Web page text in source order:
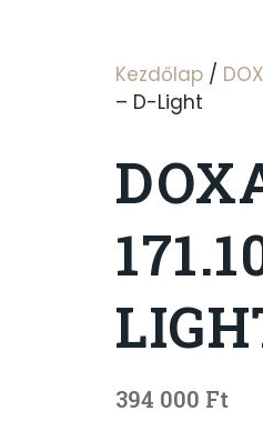
Kezdőlap /
– D-Light
394 000 Ft